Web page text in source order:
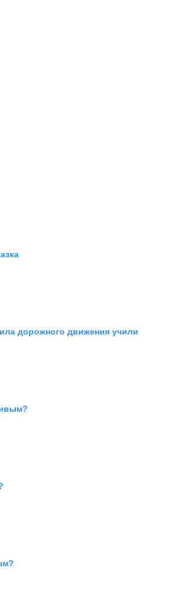
дорожного движения учили